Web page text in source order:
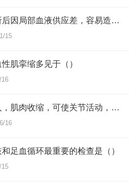
[单选,A1型题] 胫骨骨折后因局部血液供应差，容易造成延迟愈合或骨不连接的部位是（）
15
肌挛缩多见于（）
16
[单选,A1型题] 一位病人，肌肉收缩，可使关节活动，但不能对抗引力，他的肌力是（）
16
足血循环最重要的检查是（）
15